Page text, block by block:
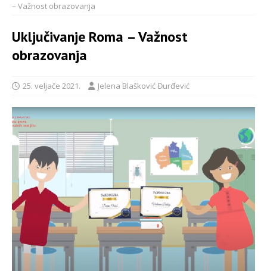
– Važnost obrazovanja
Uključivanje Roma – Važnost
obrazovanja
25. veljače 2021. Jelena Blašković Đurđević